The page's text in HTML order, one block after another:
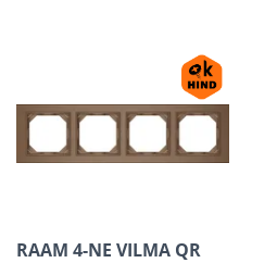
RAAM 4-NE VILMA QR